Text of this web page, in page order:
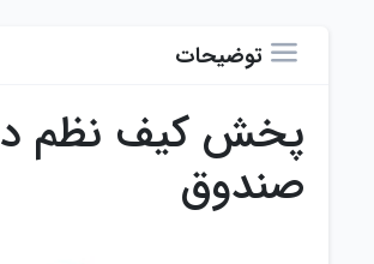
توضیحات
پخش کیف نظم
صندوق